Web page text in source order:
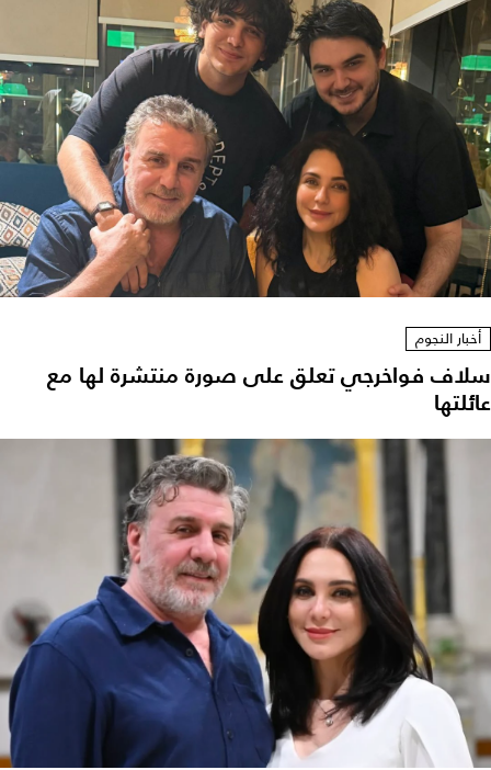
أخبار النجوم
سلاف فواخرجي تعلق على صورة منتشرة لها مع
عائلتها